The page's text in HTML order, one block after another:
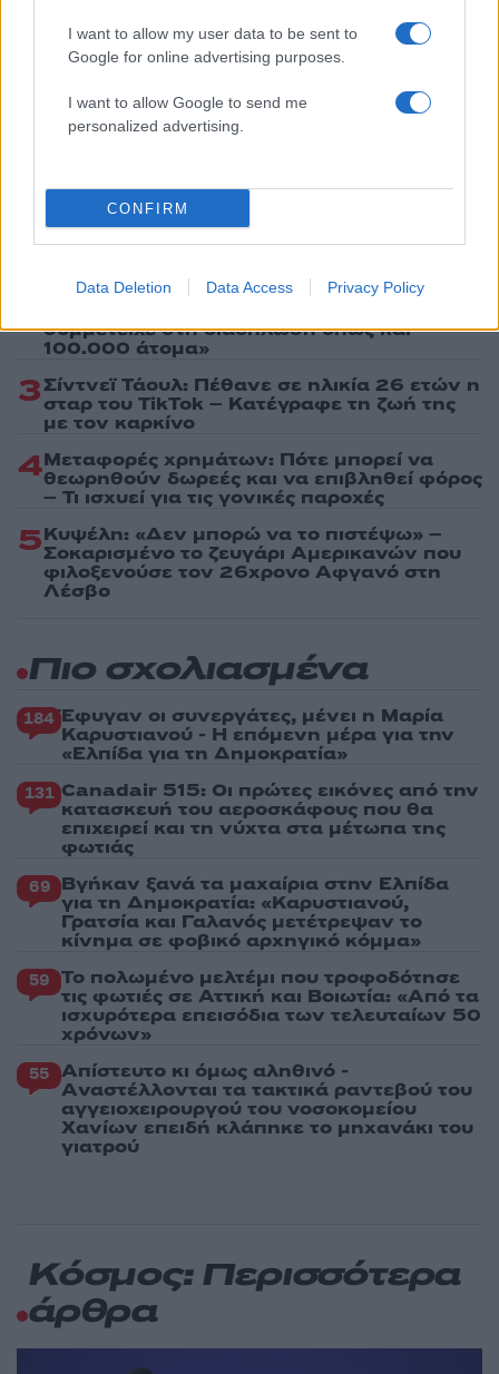
I want to allow my user data to be sent to
Google for online advertising purposes.
I want to allow Google to send me
personalized advertising.
CONFIRM
Data Deletion Data Access Privacy Policy
Σέρρες: Βίντεο ντοκουμέντο από το
τροχαίο με νεκρούς μητέρα και γιο – Ο
οδηγός του φορτηγού κατέγραψε τη
Marfin: Η 46χρονη πήρε προθεσμία για να
συμμετείχε στη διαδήλωση όπως και
100.000 άτομα»
3Σίντνεϊ Τάουλ: Πέθανε σε ηλικία 26 ετών η
σταρ του TikTok – Kατέγραφε τη ζωή της
με τον καρκίνο
4Μεταφορές χρημάτων: Πότε μπορεί να
θεωρηθούν δωρεές και να επιβληθεί φόρος
– Τι ισχυεί για τις γονικές παροχές
5Κυψέλη: «Δεν μπορώ να το πιστέψω» –
Σοκαρισμένο το ζευγάρι Αμερικανών που
φιλοξενούσε τον 26χρονο Αφγανό στη
Λέσβο
Πιο σχολιασμένα
184 Έφυγαν οι συνεργάτες, μένει η Μαρία
Καρυστιανού - Η επόμενη μέρα για την
«Ελπίδα για τη Δημοκρατία»
131 Canadair 515: Οι πρώτες εικόνες από την
κατασκευή του αεροσκάφους που θα
επιχειρεί και τη νύχτα στα μέτωπα της
φωτιάς
69 Βγήκαν ξανά τα μαχαίρια στην Ελπίδα
για τη Δημοκρατία: «Καρυστιανού,
Γρατσία και Γαλανός μετέτρεψαν το
κίνημα σε φοβικό αρχηγικό κόμμα»
59 Το πολωμένο μελτέμι που τροφοδότησε
τις φωτιές σε Αττική και Βοιωτία: «Από τα
ισχυρότερα επεισόδια των τελευταίων 50
χρόνων»
55 Απίστευτο κι όμως αληθινό -
Aναστέλλονται τα τακτικά ραντεβού του
αγγειοχειρουργού του νοσοκομείου
Χανίων επειδή κλάπηκε το μηχανάκι του
γιατρού
Κόσμος: Περισσότερα
άρθρα